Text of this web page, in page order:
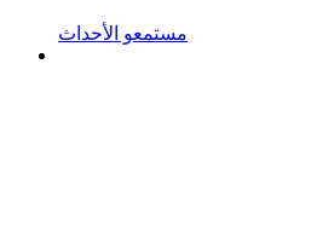
مستمعو الأحداث